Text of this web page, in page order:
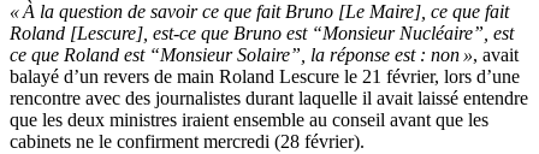
« À la question de savoir ce que fait Bruno [Le Maire], ce que fait
Roland [Lescure], est-ce que Bruno est “Monsieur Nucléaire”, est
ce que Roland est “Monsieur Solaire”, la réponse est : non », avait
balayé d’un revers de main Roland Lescure le 21 février, lors d’une
rencontre avec des journalistes durant laquelle il avait laissé entendre
que les deux ministres iraient ensemble au conseil avant que les
cabinets ne le confirment mercredi (28 février).